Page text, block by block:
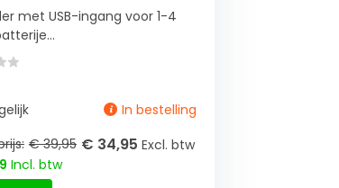
met USB-ingang voor 1-4
In bestelling
€ 39,95 € 34,95 Excl. btw
Incl. btw